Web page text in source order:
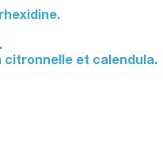
citronnelle et calendula.